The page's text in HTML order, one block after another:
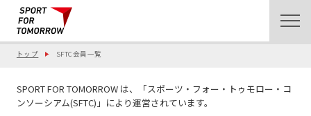
トップ SFTC会員一覧
SPORT FOR TOMORROW は、「スポーツ・フォー・トゥモロー・コ
ンソーシアム(SFTC)」により運営されています。